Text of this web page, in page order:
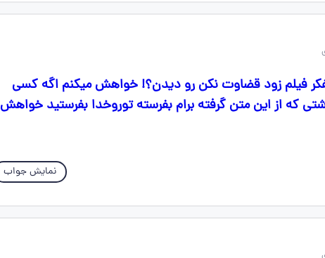
فیلم زود قضاوت نکن رو دیدن؟! خواهش میکنم اگه کسی
که از این متن گرفته برام بفرسته توروخدا بفرستید خواهش
نمایش جواب